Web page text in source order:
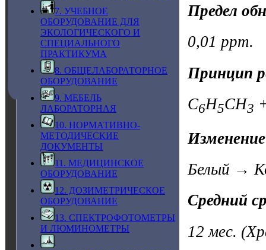
7. УЧЕБНОЕ
ОБОРУДОВАНИЕ ДЛЯ
ЭКОЛОГИЧЕСКОГО И
СПЕЦИАЛЬНОГО
ПРАКТИКУМА
8. ОБЩЕЛАБОРАТОРНОЕ
ОБОРУДОВАНИЕ
9. МЕБЕЛЬ
ЛАБОРАТОРНАЯ
10. НОРМАТИВНО-
МЕТОДИЧЕСКИЕ
ДОКУМЕНТЫ
11. МЕДИЦИНСКОЕ
ОБОРУДОВАНИЕ
12. ДОЗИМЕТРИЧЕСКОЕ
ОБОРУДОВАНИЕ
13. СПЕКТРОФОТОМЕТРЫ
И ЛЮМИНОМЕТРЫ
Предел
0,01 ppm.
Принцип
C6H5CH3
Белый →
Средний
12 мес.